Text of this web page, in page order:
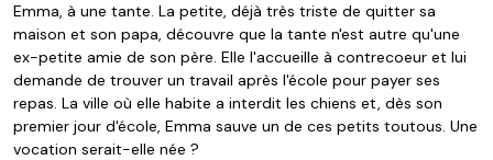
Emma, à une tante. La petite, déjà très triste de quitter sa
maison et son papa, découvre que la tante n'est autre qu'une
ex-petite amie de son père. Elle l'accueille à contrecoeur et lui
demande de trouver un travail après l'école pour payer ses
repas. La ville où elle habite a interdit les chiens et, dès son
premier jour d'école, Emma sauve un de ces petits toutous. Une
vocation serait-elle née ?